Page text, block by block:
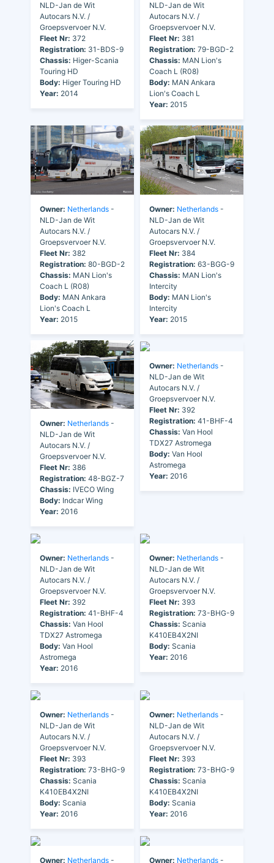
NLD-Jan de Wit
Autocars N.V. /
Groepsvervoer N.V.
Fleet Nr: 372
Registration: 31-BDS-9
Chassis: Higer-Scania
Touring HD
Body: Higer Touring HD
Year: 2014
NLD-Jan de Wit
Autocars N.V. /
Groepsvervoer N.V.
Fleet Nr: 381
Registration: 79-BGD-2
Chassis: MAN Lion's
Coach L (R08)
Body: MAN Ankara
Lion's Coach L
Year: 2015
Owner: Netherlands -
NLD-Jan de Wit
Autocars N.V. /
Groepsvervoer N.V.
Fleet Nr: 382
Registration: 80-BGD-2
Chassis: MAN Lion's
Coach L (R08)
Body: MAN Ankara
Lion's Coach L
Year: 2015
Owner: Netherlands -
NLD-Jan de Wit
Autocars N.V. /
Groepsvervoer N.V.
Fleet Nr: 384
Registration: 63-BGG-9
Chassis: MAN Lion's
Intercity
Body: MAN Lion's
Intercity
Year: 2015
Owner: Netherlands -
NLD-Jan de Wit
Autocars N.V. /
Groepsvervoer N.V.
Fleet Nr: 386
Registration: 48-BGZ-7
Chassis: IVECO Wing
Body: Indcar Wing
Year: 2016
Owner: Netherlands -
NLD-Jan de Wit
Autocars N.V. /
Groepsvervoer N.V.
Fleet Nr: 392
Registration: 41-BHF-4
Chassis: Van Hool
TDX27 Astromega
Body: Van Hool
Astromega
Year: 2016
Owner: Netherlands -
NLD-Jan de Wit
Autocars N.V. /
Groepsvervoer N.V.
Fleet Nr: 392
Registration: 41-BHF-4
Chassis: Van Hool
TDX27 Astromega
Body: Van Hool
Astromega
Year: 2016
Owner: Netherlands -
NLD-Jan de Wit
Autocars N.V. /
Groepsvervoer N.V.
Fleet Nr: 393
Registration: 73-BHG-9
Chassis: Scania
K410EB4X2NI
Body: Scania
Year: 2016
Owner: Netherlands -
NLD-Jan de Wit
Autocars N.V. /
Groepsvervoer N.V.
Fleet Nr: 393
Registration: 73-BHG-9
Chassis: Scania
K410EB4X2NI
Body: Scania
Year: 2016
Owner: Netherlands -
NLD-Jan de Wit
Autocars N.V. /
Groepsvervoer N.V.
Fleet Nr: 393
Registration: 73-BHG-9
Chassis: Scania
K410EB4X2NI
Body: Scania
Year: 2016
Owner: Netherlands - Owner: Netherlands -